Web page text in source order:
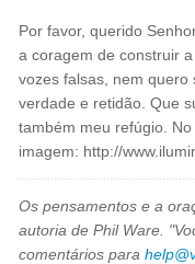
Por favor, querido
a coragem de construir
vozes falsas, nem
verdade e retidão. Que
também meu refúgio.
imagem: http://
Os pensamentos e a
autoria de Phil Ware.
comentários para